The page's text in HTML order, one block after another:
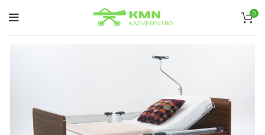
0